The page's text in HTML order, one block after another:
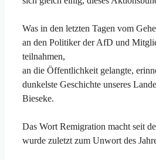
Was in den letzten Tagen vom
an den Politiker der AfD und
teilnahmen,
an die Öffentlichkeit gelangte,
dunkelste Geschichte unseres
Bieseke.
Das Wort Remigration macht seit
wurde zuletzt zum Unwort des